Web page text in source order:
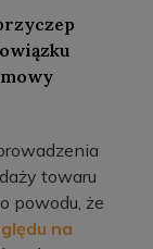
towaru
powodu, że
na